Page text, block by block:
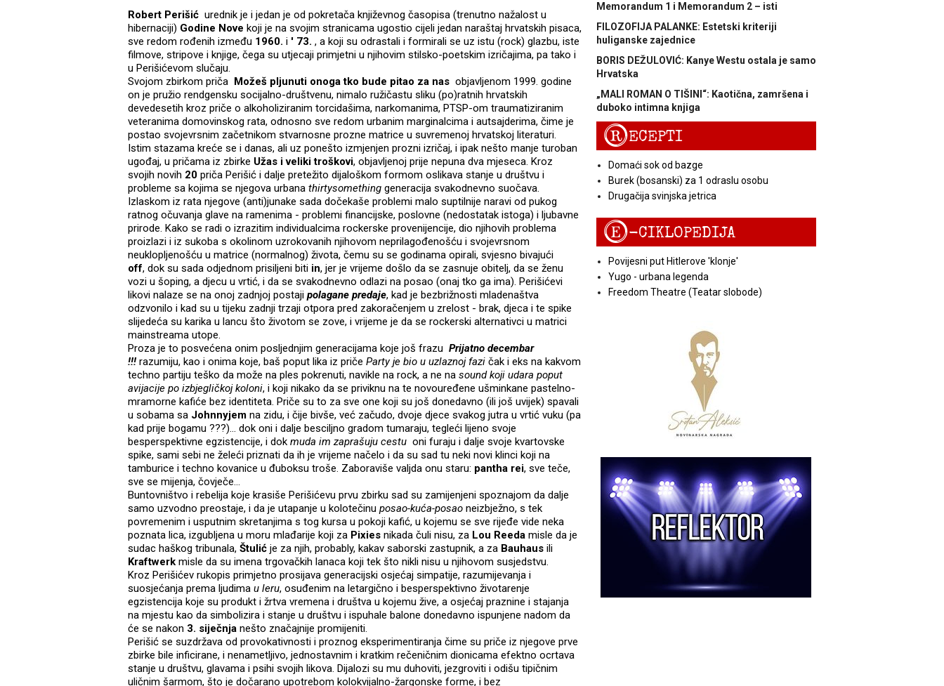
Robert Perišić urednik je i jedan je od pokretača književnog časopisa (trenutno nažalost u
hibernaciji) Godine Nove koji je na svojim stranicama ugostio cijeli jedan naraštaj hrvatskih pisaca,
sve redom rođenih između 1960. i ' 73. , a koji su odrastali i formirali se uz istu (rock) glazbu, iste
filmove, stripove i knjige, čega su utjecaji primjetni u njihovim stilsko-poetskim izričajima, pa tako i
u Perišićevom slučaju.
Svojom zbirkom priča
Možeš pljunuti onoga tko bude pitao za nas objavljenom 1999. godine
on je pružio rendgensku socijalno-društvenu, nimalo ružičastu sliku (po)ratnih hrvatskih
devedesetih kroz priče o alkoholiziranim torcidašima, narkomanima, PTSP-om traumatiziranim
veteranima domovinskog rata, odnosno sve redom urbanim marginalcima i autsajderima, čime je
postao svojevrsnim začetnikom stvarnosne prozne matrice u suvremenoj hrvatskoj literaturi.
Istim stazama kreće se i danas, ali uz ponešto izmjenjen prozni izričaj, i ipak nešto manje turoban
ugođaj, u pričama iz zbirke Užas i veliki troškovi, objavljenoj prije nepuna dva mjeseca. Kroz
svojih novih 20 priča Perišić i dalje pretežito dijaloškom formom oslikava stanje u društvu i
probleme sa kojima se njegova urbana thirtysomething generacija svakodnevno suočava.
Izlaskom iz rata njegove (anti)junake sada dočekaše problemi malo suptilnije naravi od pukog
ratnog očuvanja glave na ramenima - problemi financijske, poslovne (nedostatak istoga) i ljubavne
prirode. Kako se radi o izrazitim individualcima rockerske provenijencije, dio njihovih problema
proizlazi i iz sukoba s okolinom uzrokovanih njihovom neprilagođenošću i svojevrsnom
neuklopljenošću u matrice (normalnog) života, čemu su se godinama opirali, svjesno bivajući
off, dok su sada odjednom prisiljeni biti in, jer je vrijeme došlo da se zasnuje obitelj, da se ženu
vozi u šoping, a djecu u vrtić, i da se svakodnevno odlazi na posao (onaj tko ga ima). Perišićevi
likovi nalaze se na onoj zadnjoj postaji polagane predaje, kad je bezbrižnosti mladenaštva
odzvonilo i kad su u tijeku zadnji trzaji otpora pred zakoračenjem u zrelost - brak, djeca i te spike
slijedeća su karika u lancu što životom se zove, i vrijeme je da se rockerski alternativci u matrici
mainstreama utope.
Proza je to posvećena onim posljednjim generacijama koje još frazu Prijatno decembar
!!!razumiju, kao i onima koje, baš poput lika iz priče Party je bio u uzlaznoj fazi čak i eks na kakvom
techno partiju teško da može na ples pokrenuti, navikle na rock, a ne na sound koji udara poput
avijacije po izbjegličkoj koloni, i koji nikako da se priviknu na te novouređene ušminkane pastelno-
mramorne kafiće bez identiteta. Priče su to za sve one koji su još donedavno (ili još uvijek) spavali
u sobama sa Johnnyjem na zidu, i čije bivše, već začudo, dvoje djece svakog jutra u vrtić vuku (pa
kad prije bogamu ???)... dok oni i dalje besciljno gradom tumaraju, tegleći lijeno svoje
besperspektivne egzistencije, i dok muda im zaprašuju cestu oni furaju i dalje svoje kvartovske
spike, sami sebi ne želeći priznati da ih je vrijeme načelo i da su sad tu neki novi klinci koji na
tamburice i techno kovanice u đuboksu troše. Zaboraviše valjda onu staru: pantha rei, sve teče,
sve se mijenja, čovječe...
Buntovništvo i rebelija koje krasiše Perišićevu prvu zbirku sad su zamijenjeni spoznajom da dalje
samo uzvodno preostaje, i da je utapanje u kolotečinu posao-kuća-posao neizbježno, s tek
povremenim i usputnim skretanjima s tog kursa u pokoji kafić, u kojemu se sve rijeđe vide neka
poznata lica, izgubljena u moru mlađarije koji za Pixies nikada čuli nisu, za Lou Reeda misle da je
sudac haškog tribunala, Štulić je za njih, probably, kakav saborski zastupnik, a za Bauhaus ili
Kraftwerk misle da su imena trgovačkih lanaca koji tek što nikli nisu u njihovom susjedstvu.
Kroz Perišićev rukopis primjetno prosijava generacijski osjećaj simpatije, razumijevanja i
suosjećanja prema ljudima u leru, osuđenim na letargično i besperspektivno životarenje
egzistencija koje su produkt i žrtva vremena i društva u kojemu žive, a osjećaj praznine i stajanja
na mjestu kao da simbolizira i stanje u društvu i ispuhale balone donedavno ispunjene nadom da
će se nakon 3. siječnja nešto značajnije promijeniti.
Perišić se suzdržava od provokativnosti i proznog eksperimentiranja čime su priče iz njegove prve
zbirke bile inficirane, i nenametljivo, jednostavnim i kratkim rečeničnim dionicama efektno ocrtava
stanje u društvu, glavama i psihi svojih likova. Dijalozi su mu duhoviti, jezgroviti i odišu tipičnim
uličnim šarmom, što je dočarano upotrebom kolokvijalno-žargonske forme, i bez
Memorandum 1 i Memorandum 2 – isti
FILOZOFIJA PALANKE: Estetski kriteriji
huliganske zajednice
BORIS DEŽULOVIĆ: Kanye Westu ostala je samo
Hrvatska
„MALI ROMAN O TIŠINI“: Kaotična, zamršena i
duboko intimna knjiga
RECEPTI
Domaći sok od bazge
Burek (bosanski) za 1 odraslu osobu
Drugačija svinjska jetrica
E-CIKLOPEDIJA
Povijesni put Hitlerove 'klonje'
Yugo - urbana legenda
Freedom Theatre (Teatar slobode)